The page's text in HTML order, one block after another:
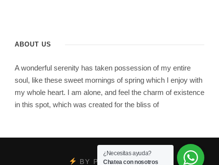
ABOUT US
A wonderful serenity has taken possession of my entire
soul, like these sweet mornings of spring which I enjoy with
my whole heart. I am alone, and feel the charm of existence
in this spot, which was created for the bliss of
BY PSYCOBRAND
¿Necesitas ayuda?
Chatea con nosotros